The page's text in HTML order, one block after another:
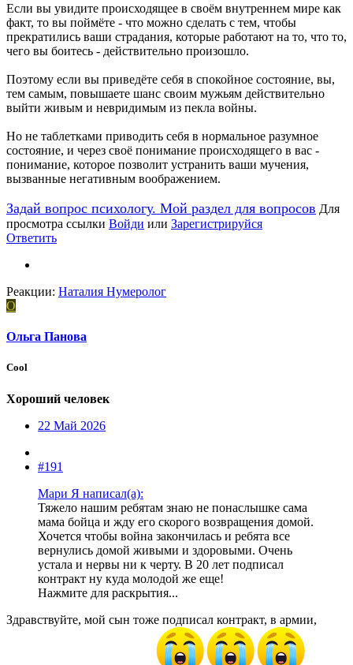
Если вы увидите происходящее в своём внутреннем мире как
факт, то вы поймёте - что можно сделать с тем, чтобы
прекратились ваши страдания, которые работают на то, что то,
чего вы боитесь - действительно произошло.
Поэтому если вы приведёте себя в спокойное состояние, вы,
тем самым, повышаете шанс своим мужьям действительно
выйти живым и невридимым из пекла войны.
Но не таблетками приводить себя в нормальное разумное
состояние, и через своё понимание происходящего в вас -
понимание, которое позволит устранить ваши мучения,
вызванные негативным воображением.
Задай вопрос психологу. Мой раздел для вопросов Для
просмотра ссылки Войди или Зарегистрируйся
Ответить
Реакции: Наталия Нумеролог
О
Ольга Панова
Cool
Хороший человек
22 Май 2026
#191
Мари Я написал(а):
Тяжело нашим ребятам знаю не понаслышке сама
мама бойца и жду его скорого возвращения домой.
Хочется чтобы война закончилась и ребята все
вернулись домой живыми и здоровыми. Очень
устала и нервы ни к черту. В 20 лет подписал
контракт ну куда молодой же еще!
Нажмите для раскрытия...
Здравствуйте, мой сын тоже подписал контракт, в армии,